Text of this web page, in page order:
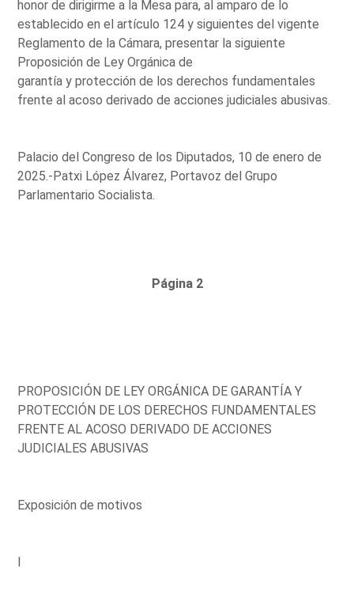
honor de dirigirme a la Mesa para, al amparo de lo
establecido en el artículo 124 y siguientes del vigente
Reglamento de la Cámara, presentar la siguiente
Proposición de Ley Orgánica de
garantía y protección de los derechos fundamentales
frente al acoso derivado de acciones judiciales abusivas.
Palacio del Congreso de los Diputados, 10 de enero de
2025.-Patxi López Álvarez, Portavoz del Grupo
Parlamentario Socialista.
Página 2
PROPOSICIÓN DE LEY ORGÁNICA DE GARANTÍA Y
PROTECCIÓN DE LOS DERECHOS FUNDAMENTALES
FRENTE AL ACOSO DERIVADO DE ACCIONES
JUDICIALES ABUSIVAS
Exposición de motivos
I